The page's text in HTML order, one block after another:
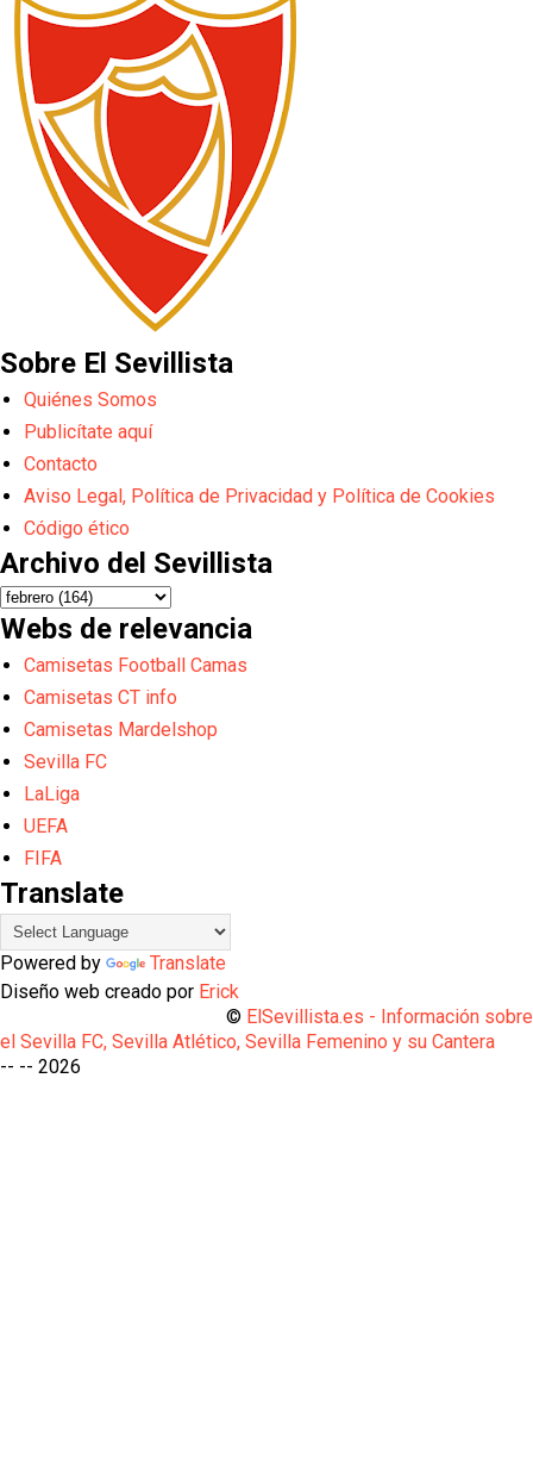
Sobre El Sevillista
Quiénes Somos
Publicítate aquí
Contacto
Aviso Legal, Política de Privacidad y Política de Cookies
Código ético
Archivo del Sevillista
Webs de relevancia
Camisetas Football Camas
Camisetas CT info
Camisetas Mardelshop
Sevilla FC
LaLiga
UEFA
FIFA
Translate
Powered by
Translate
Diseño web creado por Erick
© ElSevillista.es - Información sobre
el Sevilla FC, Sevilla Atlético, Sevilla Femenino y su Cantera
-- -- 2026